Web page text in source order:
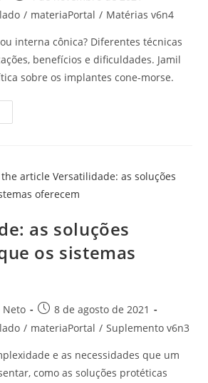
/ materiaPortal / Matérias v6n4
interna cônica? Diferentes técnicas
benefícios e dificuldades. Jamil
sobre os implantes cone-morse.
as soluções
os sistemas
Neto
8 de agosto de 2021
/ materiaPortal / Suplemento v6n3
e as necessidades que um
como as soluções protéticas